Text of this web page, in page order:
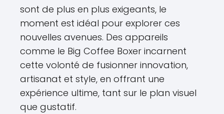
sont de plus en plus exigeants, le
moment est idéal pour explorer ces
nouvelles avenues. Des appareils
comme le Big Coffee Boxer incarnent
cette volonté de fusionner innovation,
artisanat et style, en offrant une
expérience ultime, tant sur le plan visuel
que gustatif.